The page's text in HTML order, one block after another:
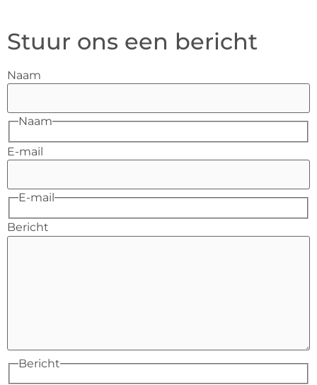
Stuur ons een bericht
Naam
Naam
E-mail
E-mail
Bericht
Bericht